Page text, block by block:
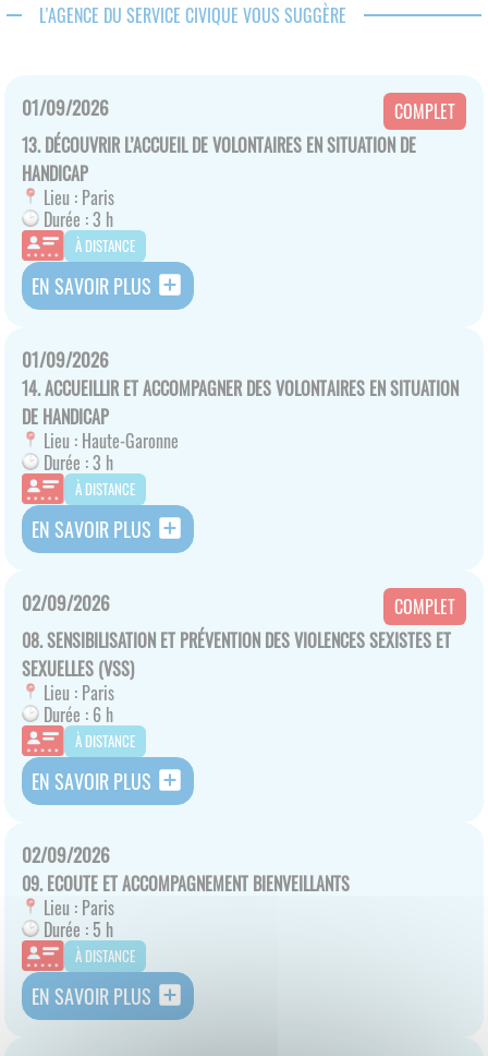
L'AGENCE DU SERVICE CIVIQUE VOUS SUGGÈRE
01/09/2026
COMPLET
13. DÉCOUVRIR L’ACCUEIL DE VOLONTAIRES EN SITUATION DE
HANDICAP
Lieu : Paris
Durée :3 h
À DISTANCE
EN SAVOIR PLUS add_box
01/09/2026
14. ACCUEILLIR ET ACCOMPAGNER DES VOLONTAIRES EN SITUATION
DE HANDICAP
Lieu : Haute-Garonne
Durée :3 h
À DISTANCE
EN SAVOIR PLUS add_box
02/09/2026
COMPLET
08. SENSIBILISATION ET PRÉVENTION DES VIOLENCES SEXISTES ET
SEXUELLES (VSS)
Lieu : Paris
Durée : 6 h
À DISTANCE
EN SAVOIR PLUS add_box
02/09/2026
09. ECOUTE ET ACCOMPAGNEMENT BIENVEILLANTS
Lieu : Paris
Durée :5 h
À DISTANCE
EN SAVOIR PLUS add_box